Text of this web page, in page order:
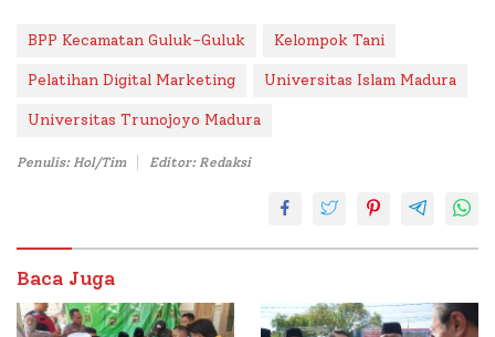
BPP Kecamatan Guluk-Guluk Kelompok Tani
Pelatihan Digital Marketing Universitas Islam Madura
Universitas Trunojoyo Madura
Penulis: Hol/Tim Editor: Redaksi
Baca Juga